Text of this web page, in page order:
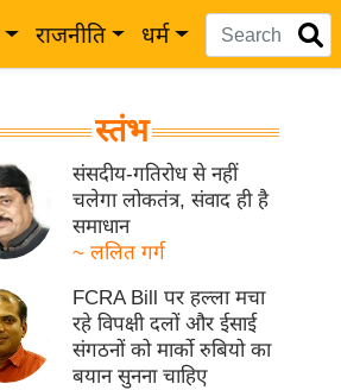
राजनीति धर्म
स्तंभ
संसदीय-गतिरोध से नहीं
चलेगा लोकतंत्र, संवाद ही है
समाधान
~ ललित गर्ग
FCRA Bill पर हल्ला मचा
रहे विपक्षी दलों और ईसाई
संगठनों को मार्को रुबियो का
बयान सुनना चाहिए